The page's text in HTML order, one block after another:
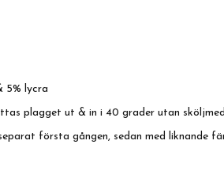
5% lycra
plagget ut & in i 40 grader utan
första gången, sedan med liknande